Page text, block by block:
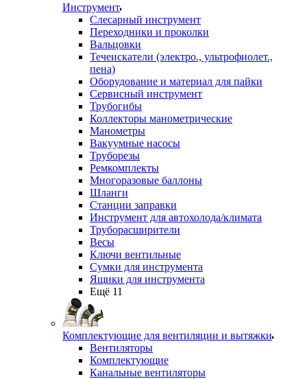
Инструмент
Слесарный инструмент
Переходники и проколки
Вальцовки
Течеискатели (электро., ультрофиолет.,
пена)
Оборудование и материал для пайки
Сервисный инструмент
Трубогибы
Коллекторы манометрические
Манометры
Вакуумные насосы
Труборезы
Ремкомплекты
Многоразовые баллоны
Шланги
Станции заправки
Инструмент для автохолода/климата
Труборасширители
Весы
Ключи вентильные
Сумки для инструмента
Ящики для инструмента
Ещё 11
Комплектующие для вентиляции и вытяжки
Вентиляторы
Комплектующие
Канальные вентиляторы